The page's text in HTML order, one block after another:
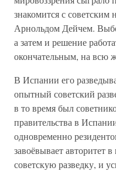
знакомится с советским
Арнольдом Дейчем.
а затем и решение
окончательным, на всю
В Испании его
опытный советский
в то время был
правительства в
одновременно
завоёвывает авторитет
советскую разведку, и